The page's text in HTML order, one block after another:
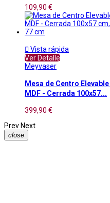
109,90 €
 Vista rápida
Ver Detalle
Meyvaser
Mesa de Centro
MDF - Cerrada 100x57...
399,90 €
Prev Next
close